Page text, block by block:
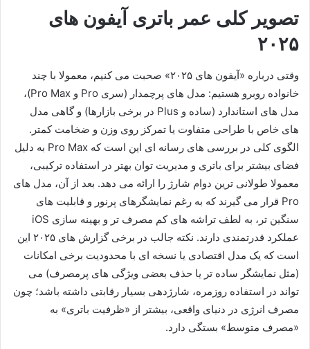
تصویر کلی عمر باتری آیفون های
۲۰۲۵
وقتی درباره «آیفون های ۲۰۲۵» صحبت می کنیم، معمولا با چند
خانواده روبرو هستیم: مدل های پرچمدار (سری Pro و Pro Max)،
مدل های استاندارد (ساده و Plus در برخی بازارها) و گاهی مدل
های خاص با طراحی متفاوت یا تمرکز روی وزن و ضخامت کمتر.
الگوی کلی در بررسی های رسانه ای این است که Pro Max به دلیل
فضای بیشتر برای باتری و مدیریت توان بهتر در استفاده ترکیبی،
معمولا طولانی ترین دوام شارژ را ارائه می دهد. بعد از آن، مدل های
Pro قرار می گیرند که به رغم نمایشگرهای پرنور و قابلیت های
سنگین تر، به لطف تراشه های کم مصرف تر و بهینه سازی iOS
عملکرد قدرتمندی دارند. نکته جالب در برخی گزارش های ۲۰۲۵ این
است که یک مدل اقتصادی یا نسخه ای با محدودیت برخی امکانات
(مثل نمایشگر ساده تر یا حذف بعضی ویژگی های پرمصرف) می
تواند در استفاده روزمره، شارژدهی بسیار رقابتی داشته باشد؛ چون
مصرف انرژی در دنیای واقعی، بیشتر از «ظرفیت باتری» به
«مصرف متوسط» بستگی دارد.